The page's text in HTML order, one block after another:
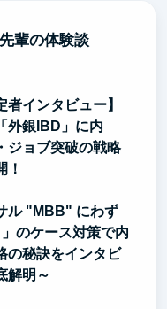
輩の体験談
者インタビュー】
外銀IBD」に内
ジョブ突破の戦略
！
ル "MBB" にわず
のケース対策で内
の秘訣をインタビ
解明～